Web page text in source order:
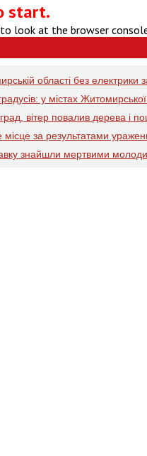
start.
look at the browser
області без
у містах
вітер повалив дерева і
за результатами
знайшли мертвими